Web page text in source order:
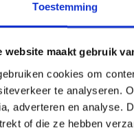
Toestemming
website maakt gebruik
cookies om
te analyseren.
adverteren en analyse.
of die ze hebben
wijzigen. Raadpleeg